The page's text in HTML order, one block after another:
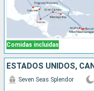
Comidas incluidas
Seven Seas Splendor